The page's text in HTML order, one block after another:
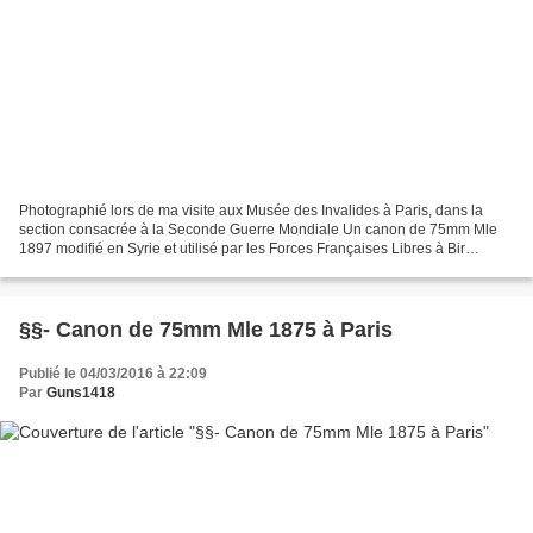
Photographié lors de ma visite aux Musée des Invalides à Paris, dans la
section consacrée à la Seconde Guerre Mondiale Un canon de 75mm Mle
1897 modifié en Syrie et utilisé par les Forces Françaises Libres à Bir
§§- Canon de 75mm Mle 1875 à Paris
Publié le 04/03/2016 à 22:09
Par Guns1418